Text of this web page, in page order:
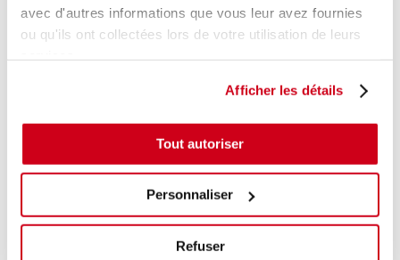
avec d'autres informations que vous leur avez fournies
ou qu'ils ont collectées lors de votre utilisation de leurs
Afficher les détails
Tout autoriser
Personnaliser
Refuser
AJOUTER AU PANIER